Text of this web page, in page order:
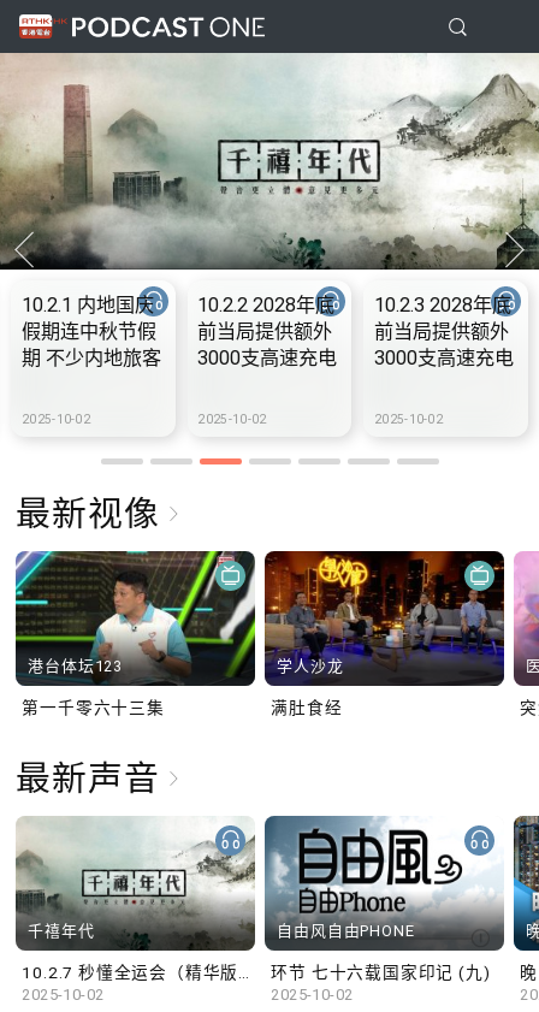
10.2.1 内地国庆
假期连中秋节假
期 不少内地旅客
2025-10-02
10.2.2 2028年底
前当局提供额外
3000支高速充电
设300个电动车
2025-10-02
10.2.3 2028年底
前当局提供额外
3000支高速充电
设300个电动车
2025-10-02
最新视像
港台体坛123
第一千零六十三集
学人沙龙
满肚食经
最新声音
千禧年代
2025-10-02
自由风自由PHONE
环节 七十六载国家印记 (九)
2025-10-02